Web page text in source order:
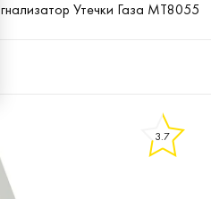
Утечки Газа MT8055
3.7